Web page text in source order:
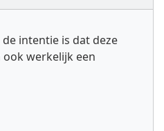
intentie is dat deze
werkelijk een